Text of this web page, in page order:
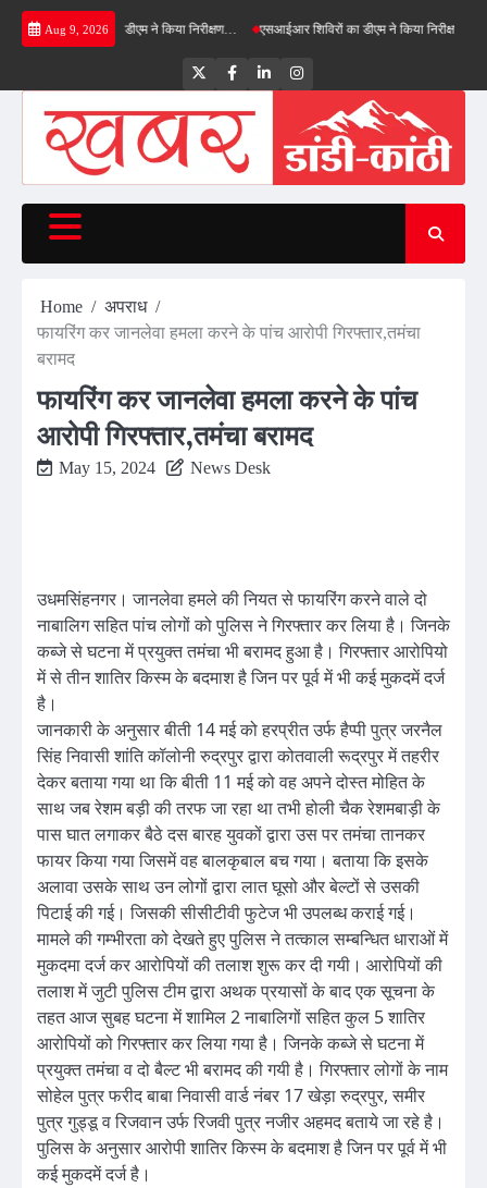
Skip
Aug 9, 2026
बाईपास का डीएम ने किया निरीक्षण… एसआईआर शिविरों का डीएम ने किया निरीक्षण, बोले—कोई
TwitterFacebookLinkedInInstagram
Home
अपराध
फायरिंग कर जानलेवा हमला करने के पांच आरोपी गिरफ्तार,तमंचा
बरामद
फायरिंग कर जानलेवा हमला करने के पांच
आरोपी गिरफ्तार,तमंचा बरामद
May 15, 2024 News Desk
उधमसिंहनगर। जानलेवा हमले की नियत से फायरिंग करने वाले दो
नाबालिग सहित पांच लोगों को पुलिस ने गिरफ्तार कर लिया है। जिनके
कब्जे से घटना में प्रयुक्त तमंचा भी बरामद हुआ है। गिरफ्तार आरोपियो
में से तीन शातिर किस्म के बदमाश है जिन पर पूर्व में भी कई मुकदमें दर्ज
है।
जानकारी के अनुसार बीती 14 मई को हरप्रीत उर्फ हैप्पी पुत्र जरनैल
सिंह निवासी शांति कॉलोनी रुद्रपुर द्वारा कोतवाली रूद्रपुर में तहरीर
देकर बताया गया था कि बीती 11 मई को वह अपने दोस्त मोहित के
साथ जब रेशम बड़ी की तरफ जा रहा था तभी होली चैक रेशमबाड़ी के
पास घात लगाकर बैठे दस बारह युवकों द्वारा उस पर तमंचा तानकर
फायर किया गया जिसमें वह बालकृबाल बच गया। बताया कि इसके
अलावा उसके साथ उन लोगों द्वारा लात घूसो और बेल्टों से उसकी
पिटाई की गई। जिसकी सीसीटीवी फुटेज भी उपलब्ध कराई गई।
मामले की गम्भीरता को देखते हुए पुलिस ने तत्काल सम्बन्धित धाराओं में
मुकदमा दर्ज कर आरोपियों की तलाश शुरू कर दी गयी। आरोपियों की
तलाश में जुटी पुलिस टीम द्वारा अथक प्रयासों के बाद एक सूचना के
तहत आज सुबह घटना में शामिल 2 नाबालिगों सहित कुल 5 शातिर
आरोपियों को गिरफ्तार कर लिया गया है। जिनके कब्जे से घटना में
प्रयुक्त तमंचा व दो बैल्ट भी बरामद की गयी है। गिरफ्तार लोगों के नाम
सोहेल पुत्र फरीद बाबा निवासी वार्ड नंबर 17 खेड़ा रुद्रपुर, समीर
पुत्र गुड्डू व रिजवान उर्फ रिजवी पुत्र नजीर अहमद बताये जा रहे है।
पुलिस के अनुसार आरोपी शातिर किस्म के बदमाश है जिन पर पूर्व में भी
कई मुकदमें दर्ज है।